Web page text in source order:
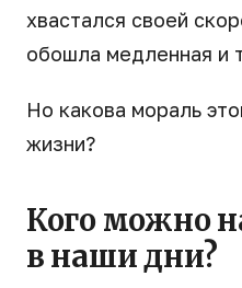
хвастался своей
обошла медленная и
Но какова мораль
жизни?
Кого можно
в наши дни?